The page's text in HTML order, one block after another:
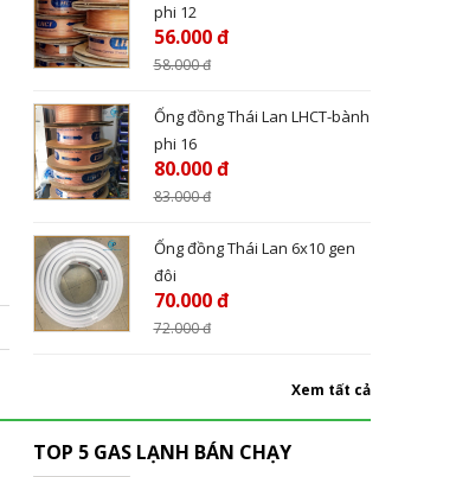
phi 12
56.000 đ
58.000đ
Ống đồng Thái Lan LHCT-bành
phi 16
80.000 đ
83.000đ
Ống đồng Thái Lan 6x10 gen
đôi
70.000 đ
72.000đ
Xem tất cả
TOP 5 GAS LẠNH BÁN CHẠY